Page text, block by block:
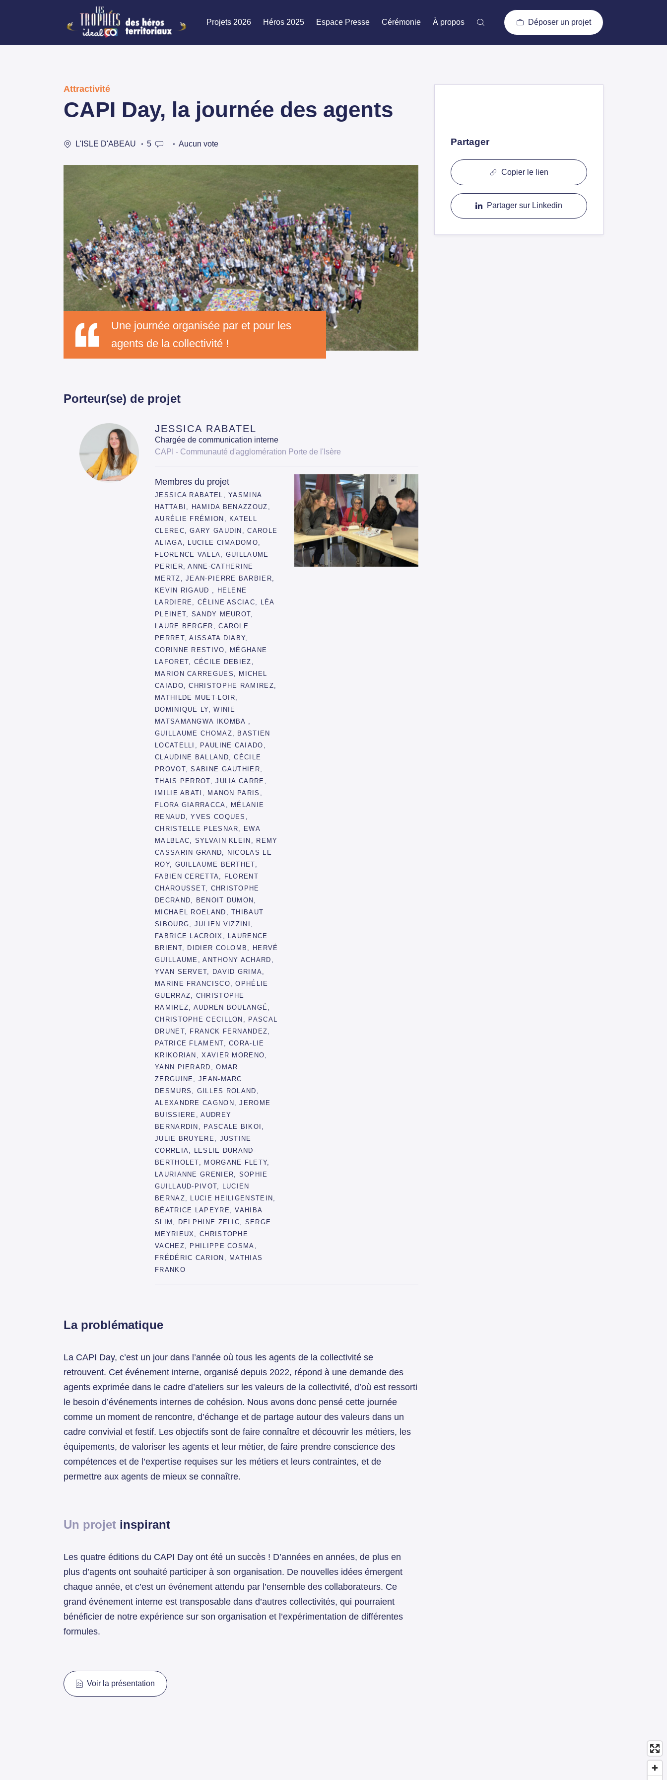
Projets 2026 Héros 2025 Espace Presse Cérémonie À propos Déposer un projet
Attractivité
CAPI Day, la journée des agents
L'ISLE D'ABEAU 5 Aucun vote
Une journée organisée par et pour les
agents de la collectivité !
Porteur(se) de projet
JESSICA RABATEL
Chargée de communication interne
CAPI - Communauté d'agglomération Porte de l'Isère
Membres du projet
JESSICA RABATEL, YASMINA
HATTABI, HAMIDA BENAZZOUZ,
AURÉLIE FRÉMION, KATELL
CLEREC, GARY GAUDIN, CAROLE
ALIAGA, LUCILE CIMADOMO,
FLORENCE VALLA, GUILLAUME
PERIER, ANNE-CATHERINE
MERTZ, JEAN-PIERRE BARBIER,
KEVIN RIGAUD , HELENE
LARDIERE, CÉLINE ASCIAC, LÉA
PLEINET, SANDY MEUROT,
LAURE BERGER, CAROLE
PERRET, AISSATA DIABY,
CORINNE RESTIVO, MÉGHANE
LAFORET, CÉCILE DEBIEZ,
MARION CARREGUES, MICHEL
CAIADO, CHRISTOPHE RAMIREZ,
MATHILDE MUET-LOIR,
DOMINIQUE LY, WINIE
MATSAMANGWA IKOMBA ,
GUILLAUME CHOMAZ, BASTIEN
LOCATELLI, PAULINE CAIADO,
CLAUDINE BALLAND, CÉCILE
PROVOT, SABINE GAUTHIER,
THAIS PERROT, JULIA CARRE,
IMILIE ABATI, MANON PARIS,
FLORA GIARRACCA, MÉLANIE
RENAUD, YVES COQUES,
CHRISTELLE PLESNAR, EWA
MALBLAC, SYLVAIN KLEIN, REMY
CASSARIN GRAND, NICOLAS LE
ROY, GUILLAUME BERTHET,
FABIEN CERETTA, FLORENT
CHAROUSSET, CHRISTOPHE
DECRAND, BENOIT DUMON,
MICHAEL ROELAND, THIBAUT
SIBOURG, JULIEN VIZZINI,
FABRICE LACROIX, LAURENCE
BRIENT, DIDIER COLOMB, HERVÉ
GUILLAUME, ANTHONY ACHARD,
YVAN SERVET, DAVID GRIMA,
MARINE FRANCISCO, OPHÉLIE
GUERRAZ, CHRISTOPHE
RAMIREZ, AUDREN BOULANGÉ,
CHRISTOPHE CECILLON, PASCAL
DRUNET, FRANCK FERNANDEZ,
PATRICE FLAMENT, CORA-LIE
KRIKORIAN, XAVIER MORENO,
YANN PIERARD, OMAR
ZERGUINE, JEAN-MARC
DESMURS, GILLES ROLAND,
ALEXANDRE CAGNON, JEROME
BUISSIERE, AUDREY
BERNARDIN, PASCALE BIKOI,
JULIE BRUYERE, JUSTINE
CORREIA, LESLIE DURAND-
BERTHOLET, MORGANE FLETY,
LAURIANNE GRENIER, SOPHIE
GUILLAUD-PIVOT, LUCIEN
BERNAZ, LUCIE HEILIGENSTEIN,
BÉATRICE LAPEYRE, VAHIBA
SLIM, DELPHINE ZELIC, SERGE
MEYRIEUX, CHRISTOPHE
VACHEZ, PHILIPPE COSMA,
FRÉDÉRIC CARION, MATHIAS
FRANKO
La problématique
La CAPI Day, c’est un jour dans l’année où tous les agents de la collectivité se
retrouvent. Cet événement interne, organisé depuis 2022, répond à une demande des
agents exprimée dans le cadre d’ateliers sur les valeurs de la collectivité, d’où est ressorti
le besoin d’événements internes de cohésion. Nous avons donc pensé cette journée
comme un moment de rencontre, d’échange et de partage autour des valeurs dans un
cadre convivial et festif. Les objectifs sont de faire connaître et découvrir les métiers, les
équipements, de valoriser les agents et leur métier, de faire prendre conscience des
compétences et de l’expertise requises sur les métiers et leurs contraintes, et de
permettre aux agents de mieux se connaître.
Un projet inspirant
Les quatre éditions du CAPI Day ont été un succès ! D’années en années, de plus en
plus d’agents ont souhaité participer à son organisation. De nouvelles idées émergent
chaque année, et c’est un événement attendu par l’ensemble des collaborateurs. Ce
grand événement interne est transposable dans d’autres collectivités, qui pourraient
bénéficier de notre expérience sur son organisation et l’expérimentation de différentes
formules.
Voir la présentation
Partager
Copier le lien
Partager sur Linkedin